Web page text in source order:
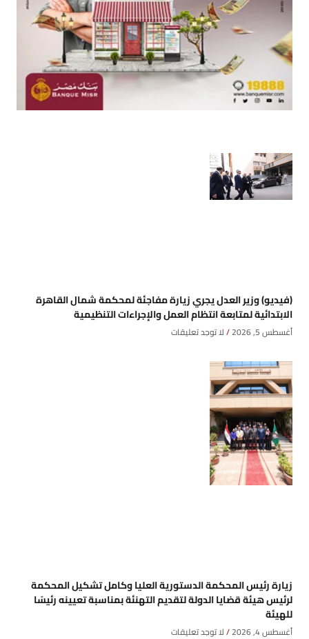
(فيديو) وزير العدل يجري زيارة مفاجئة لمحكمة شمال القاهرة
الابتدائية لمتابعة انتظام العمل والإجراءات التنظيمية
أغسطس 5, 2026 لا توجد تعليقات
زيارة رئيس المحكمة الدستورية العليا وكامل تشكيل المحكمة
لرئيس هيئة قضايا الدولة لتقديم التهنئة بمناسبة تعيينه رئيسًا
للهيئة
أغسطس 4, 2026 لا توجد تعليقات